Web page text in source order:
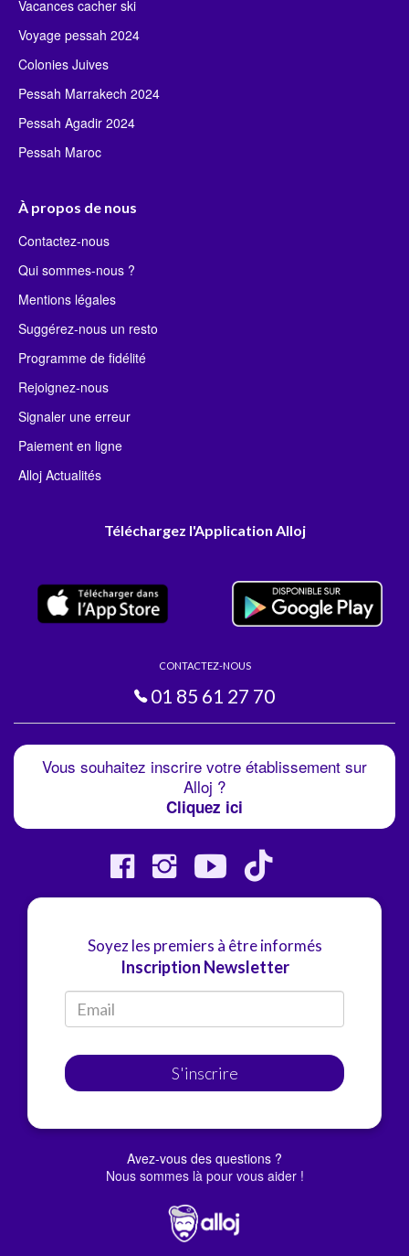
Vacances cacher ski
Voyage pessah 2024
Colonies Juives
Pessah Marrakech 2024
Pessah Agadir 2024
Pessah Maroc
À propos de nous
Contactez-nous
Qui sommes-nous ?
Mentions légales
Suggérez-nous un resto
Programme de fidélité
Rejoignez-nous
Signaler une erreur
Paiement en ligne
Alloj Actualités
Téléchargez l'Application Alloj
CONTACTEZ-NOUS
01 85 61 27 70
Vous souhaitez inscrire votre établissement sur
Alloj ?
Cliquez ici
Soyez les premiers à être informés
Inscription Newsletter
S'inscrire
Avez-vous des questions ?
Nous sommes là pour vous aider !